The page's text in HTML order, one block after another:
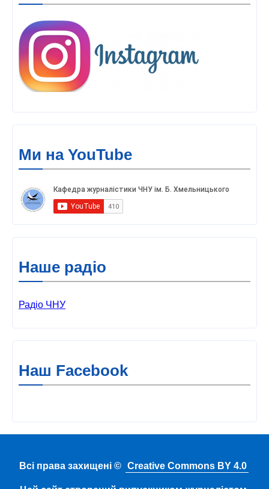
Ми на YouTube
Наше радіо
Радіо ЧНУ
Наш Facebook
Всі права захищені © Creative Commons BY 4.0